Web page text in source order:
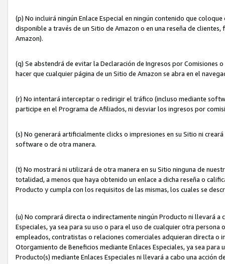
(p) No incluirá ningún Enlace Especial en ningún contenido que
disponible a través de un Sitio de Amazon o en una reseña de
Amazon).
(q) Se abstendrá de evitar la Declaración de Ingresos por
hacer que cualquier página de un Sitio de Amazon se abra en el
(r) No intentará interceptar o redirigir el tráfico (incluso mediante
participe en el Programa de Afiliados, ni desviar los ingresos por
(s) No generará artificialmente clicks o impresiones en su Sitio ni
software o de otra manera.
(t) No mostrará ni utilizará de otra manera en su Sitio ninguna de
totalidad, a menos que haya obtenido un enlace a dicha reseña o
Producto y cumpla con los requisitos de las mismas, los cuales se
(u) No comprará directa o indirectamente ningún Producto ni llevará a
Especiales, ya sea para su uso o para el uso de cualquier otra
empleados, contratistas o relaciones comerciales adquieran directa o
Otorgamiento de Beneficios mediante Enlaces Especiales, ya sea
Producto(s) mediante Enlaces Especiales ni llevará a cabo una